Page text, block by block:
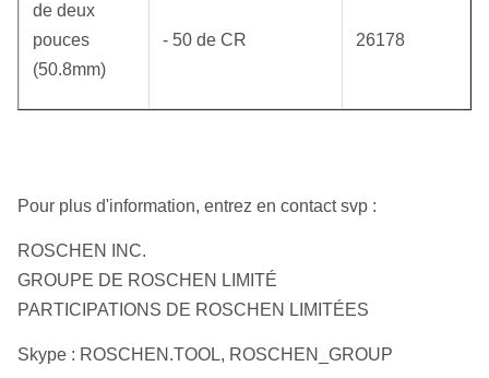
de deux
pouces
(50.8mm)
‐ 50 de CR 26178
Pour plus d'information, entrez en contact svp :
ROSCHEN INC.
GROUPE DE ROSCHEN LIMITÉ
PARTICIPATIONS DE ROSCHEN LIMITÉES
Skype : ROSCHEN.TOOL, ROSCHEN_GROUP